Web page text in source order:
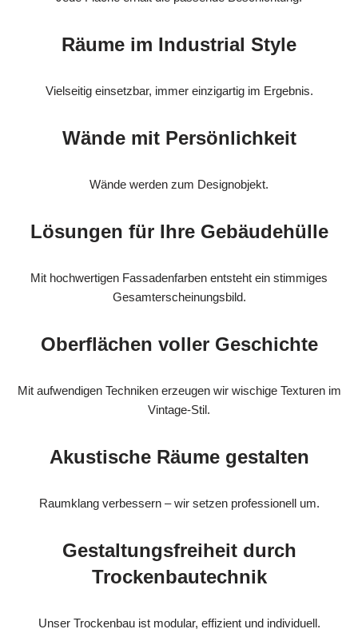
Räume im Industrial Style
Vielseitig einsetzbar, immer einzigartig im Ergebnis.
Wände mit Persönlichkeit
Wände werden zum Designobjekt.
Lösungen für Ihre Gebäudehülle
Mit hochwertigen Fassadenfarben entsteht ein stimmiges
Gesamterscheinungsbild.
Oberflächen voller Geschichte
Mit aufwendigen Techniken erzeugen wir wischige Texturen im
Vintage-Stil.
Akustische Räume gestalten
Raumklang verbessern – wir setzen professionell um.
Gestaltungsfreiheit durch
Trockenbautechnik
Unser Trockenbau ist modular, effizient und individuell.